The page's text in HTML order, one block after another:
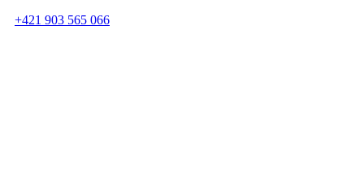
+421 903 565 066